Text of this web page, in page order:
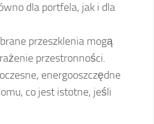
dla portfela, jak i dla
przeszklenia mogą
przestronności.
energooszczędne
co jest istotne, jeśli